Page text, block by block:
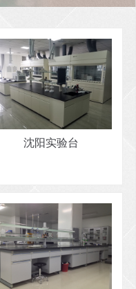
沈阳实验台